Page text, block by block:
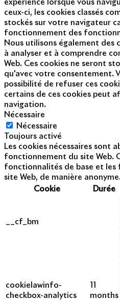
expérience lorsque vous
ceux-ci, les cookies classés
stockés sur votre navigateur
fonctionnement des
Nous utilisons également des
à analyser et à comprendre
Web. Ces cookies ne seront
qu'avec votre consentement.
possibilité de refuser ces
certains de ces cookies peut
navigation.
Nécessaire
Nécessaire
Toujours activé
Les cookies nécessaires sont
fonctionnement du site Web.
fonctionnalités de base et les
site Web, de manière
Cookie
Durée
__cf_bm
cookielawinfo-
checkbox-analytics
months